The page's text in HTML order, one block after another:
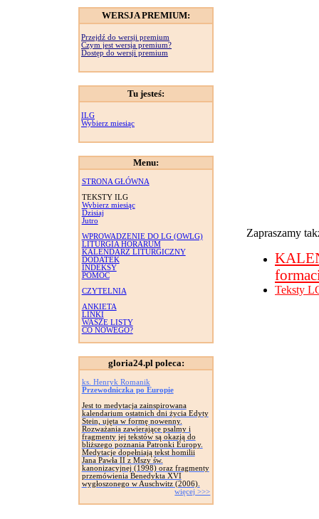
WERSJA PREMIUM:
Przejdź do wersji premium
Czym jest wersja premium?
Dostęp do wersji premium
Tu jesteś:
ILG
Wybierz miesiąc
Menu:
STRONA GŁÓWNA
TEKSTY ILG
Wybierz miesiąc
Dzisiaj
Jutro
WPROWADZENIE DO LG (OWLG)
LITURGIA HORARUM
KALENDARZ LITURGICZNY
DODATEK
INDEKSY
POMOC
CZYTELNIA
ANKIETA
LINKI
WASZE LISTY
CO NOWEGO?
gloria24.pl poleca:
ks. Henryk Romanik
Przewodniczka po Europie
Jest to medytacja zainspirowana
kalendarium ostatnich dni życia Edyty
Stein, ujęta w formę nowenny.
Rozważania zawierające psalmy i
fragmenty jej tekstów są okazją do
bliższego poznania Patronki Europy.
Medytacje dopełniają tekst homilii
Jana Pawła II z Mszy św.
kanonizacyjnej (1998) oraz fragmenty
przemówienia Benedykta XVI
wygłoszonego w Auschwitz (2006).
więcej >>>
Zapraszamy
Teksty